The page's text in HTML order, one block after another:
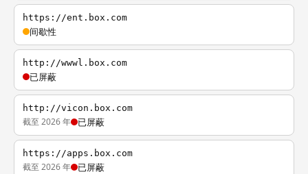
https://ent.box.com
间歇性
http://wwwl.box.com
已屏蔽
http://vicon.box.com
截至 2026 年 已屏蔽
https://apps.box.com
截至 2026 年 已屏蔽